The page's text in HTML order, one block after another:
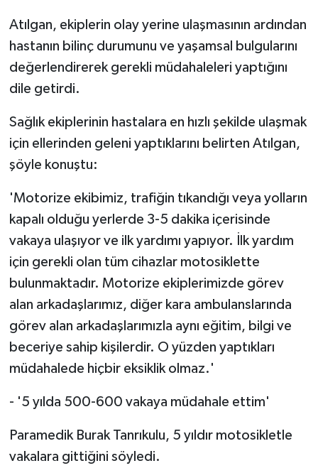
Atılgan, ekiplerin olay yerine ulaşmasının ardından
hastanın bilinç durumunu ve yaşamsal bulgularını
değerlendirerek gerekli müdahaleleri yaptığını
dile getirdi.
Sağlık ekiplerinin hastalara en hızlı şekilde ulaşmak
için ellerinden geleni yaptıklarını belirten Atılgan,
şöyle konuştu:
'Motorize ekibimiz, trafiğin tıkandığı veya yolların
kapalı olduğu yerlerde 3-5 dakika içerisinde
vakaya ulaşıyor ve ilk yardımı yapıyor. İlk yardım
için gerekli olan tüm cihazlar motosiklette
bulunmaktadır. Motorize ekiplerimizde görev
alan arkadaşlarımız, diğer kara ambulanslarında
görev alan arkadaşlarımızla aynı eğitim, bilgi ve
beceriye sahip kişilerdir. O yüzden yaptıkları
müdahalede hiçbir eksiklik olmaz.'
- '5 yılda 500-600 vakaya müdahale ettim'
Paramedik Burak Tanrıkulu, 5 yıldır motosikletle
vakalara gittiğini söyledi.